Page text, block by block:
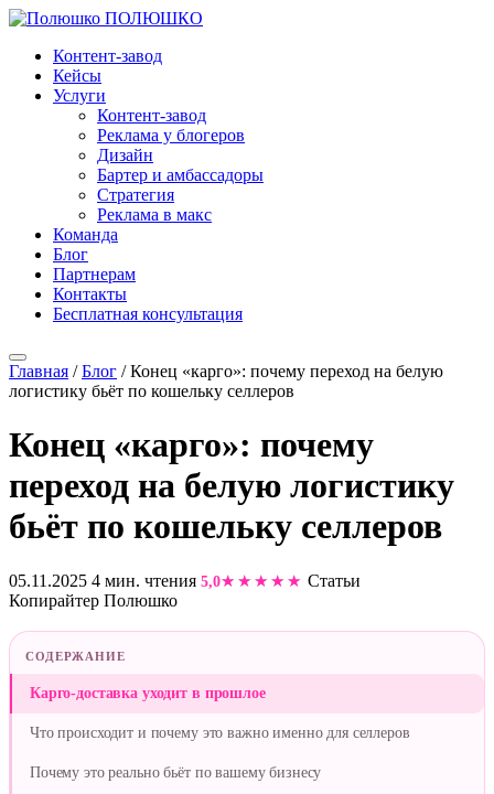
ПОЛЮШКО
Контент-завод
Кейсы
Услуги
Контент-завод
Реклама у блогеров
Дизайн
Бартер и амбассадоры
Стратегия
Реклама в макс
Команда
Блог
Партнерам
Контакты
Бесплатная консультация
Главная / Блог / Конец «карго»: почему переход на белую
логистику бьёт по кошельку селлеров
Конец «карго»: почему
переход на белую логистику
бьёт по кошельку селлеров
05.11.2025 4 мин. чтения 5,0
Статьи
Копирайтер Полюшко
СОДЕРЖАНИЕ
Карго-доставка уходит в прошлое
Что происходит и почему это важно именно для селлеров
Почему это реально бьёт по вашему бизнесу